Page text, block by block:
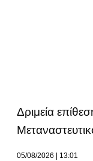
Δριμεία
05/08/2026 13:01